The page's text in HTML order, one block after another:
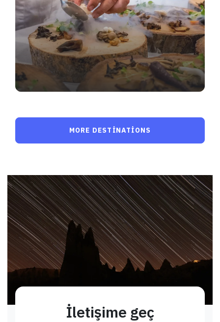
MORE DESTINATIONS
İletişime geç